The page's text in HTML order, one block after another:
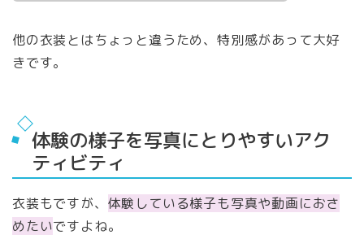
他の衣装とはちょっと違うため、特別感があって大好
きです。
体験の様子を写真にとりやすいアク
ティビティ
衣装もですが、 体験している様子も写真や動画におさ
めたいですよね。